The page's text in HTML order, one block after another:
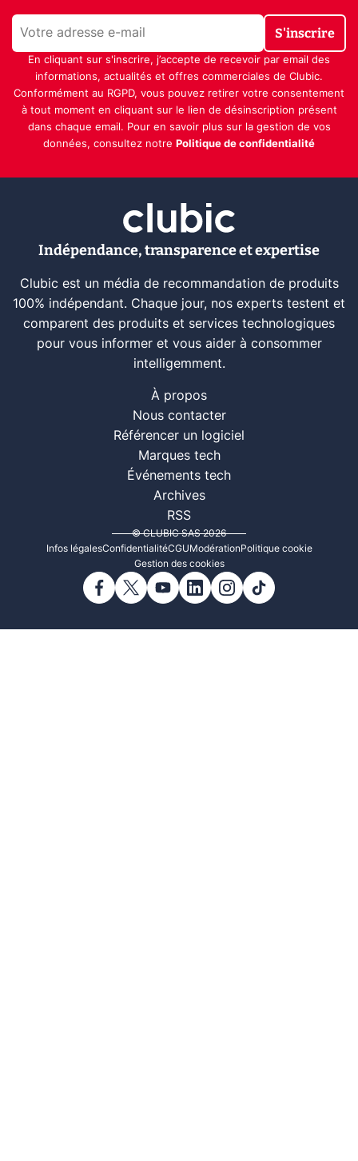
S'inscrire
En cliquant sur s'inscrire, j’accepte de recevoir par email des
informations, actualités et offres commerciales de Clubic.
Conformément au RGPD, vous pouvez retirer votre consentement
à tout moment en cliquant sur le lien de désinscription présent
dans chaque email. Pour en savoir plus sur la gestion de vos
données, consultez notre Politique de confidentialité
Indépendance, transparence et expertise
Clubic est un média de recommandation de produits
100% indépendant. Chaque jour, nos experts testent et
comparent des produits et services technologiques
pour vous informer et vous aider à consommer
intelligemment.
À propos
Nous contacter
Référencer un logiciel
Marques tech
Événements tech
Archives
RSS
© CLUBIC SAS 2026
Infos légalesConfidentialitéCGUModérationPolitique cookie
Gestion des cookies